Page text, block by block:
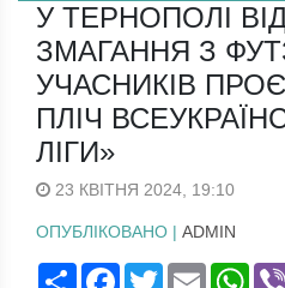
У ТЕРНОПОЛІ
ЗМАГАННЯ З
УЧАСНИКІВ
ПЛІЧ
ЛІГИ»
23 КВІТНЯ 2024, 19:10
ОПУБЛІКОВАНО | ADMIN
ПоширитиFacebook
TwitterEmail